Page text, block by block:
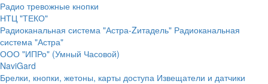
Радио тревожные кнопки
НТЦ "ТЕКО"
Радиоканальная система "Астра-Zитадель" Радиоканальная
система "Астра"
ООО "ИПРо" (Умный Часовой)
NaviGard
Брелки, кнопки, жетоны, карты доступа Извещатели и датчики